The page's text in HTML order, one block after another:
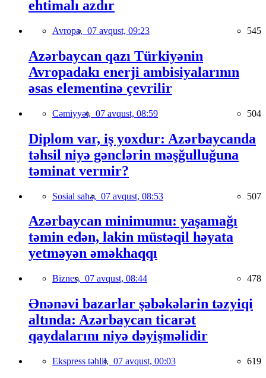
ehtimalı azdır
Avropa, 07 avqust, 09:23 545
Azərbaycan qazı Türkiyənin
Avropadakı enerji ambisiyalarının
əsas elementinə çevrilir
Cəmiyyət, 07 avqust, 08:59 504
Diplom var, iş yoxdur: Azərbaycanda
təhsil niyə gənclərin məşğulluğuna
təminat vermir?
Sosial sahə, 07 avqust, 08:53 507
Azərbaycan minimumu: yaşamağı
təmin edən, lakin müstəqil həyata
yetməyən əməkhaqqı
Biznes, 07 avqust, 08:44 478
Ənənəvi bazarlar şəbəkələrin təzyiqi
altında: Azərbaycan ticarət
qaydalarını niyə dəyişməlidir
Ekspress təhlil, 07 avqust, 00:03 619